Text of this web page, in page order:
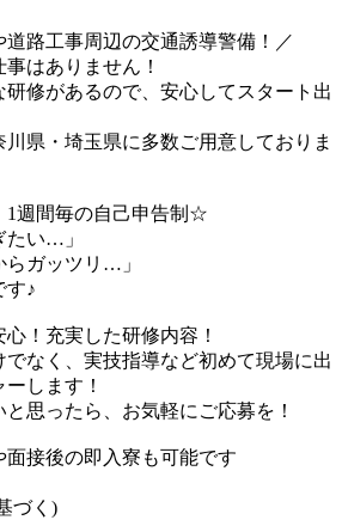
道路工事周辺の交通誘導警備！／
はありません！
修があるので、安心してスタート出
県・埼玉県に多数ご用意しておりま
週間毎の自己申告制☆
たい…」
らガッツリ…」
す♪
！充実した研修内容！
でなく、実技指導など初めて現場に出
します！
思ったら、お気軽にご応募を！
接後の即入寮も可能です
づく)